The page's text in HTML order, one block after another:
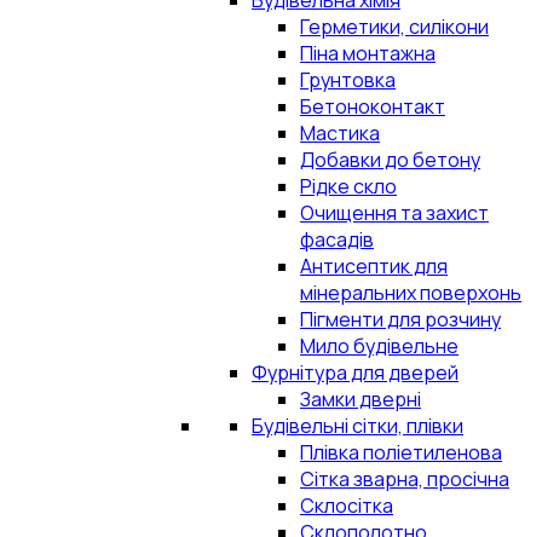
Герметики, силікони
Піна монтажна
Грунтовка
Бетоноконтакт
Мастика
Добавки до бетону
Рідке скло
Очищення та захист
фасадів
Антисептик для
мінеральних поверхонь
Пігменти для розчину
Мило будівельне
Фурнітура для дверей
Замки дверні
Будівельні сітки, плівки
Плівка поліетиленова
Сітка зварна, просічна
Склосітка